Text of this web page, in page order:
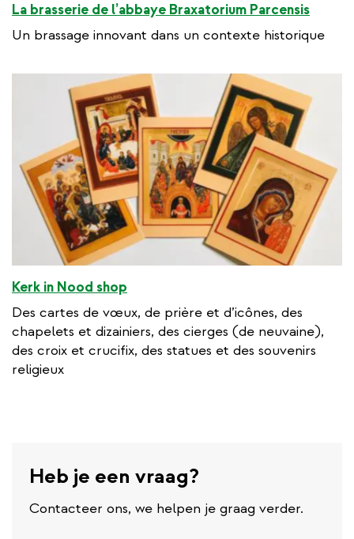
La brasserie de l’abbaye Braxatorium Parcensis
Un brassage innovant dans un contexte historique
Kerk in Nood shop
Des cartes de vœux, de prière et d’icônes, des
chapelets et dizainiers, des cierges (de neuvaine),
des croix et crucifix, des statues et des souvenirs
religieux
Heb je een vraag?
Contacteer ons, we helpen je graag verder.